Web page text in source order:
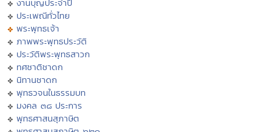
งานบุญประจำปี
ประเพณีทั่วไทย
พระพุทธเจ้า
ภาพพระพุทธประวัติ
ประวัติพระพุทธสาวก
ทศชาติชาดก
นิทานชาดก
พุทธวจนในธรรมบท
มงคล ๓๘ ประการ
พุทธศาสนสุภาษิต